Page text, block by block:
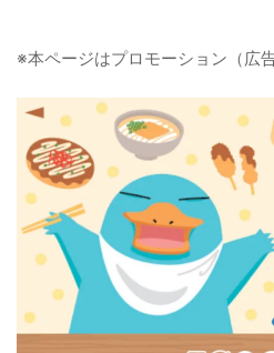
※本ページはプロモーション（広